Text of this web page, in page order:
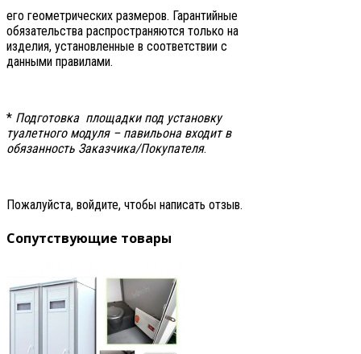
его геометрических размеров. Гарантийные
обязательства распространяются только на
изделия, установленные в соответствии с
данными правилами.
* Подготовка площадки под установку
туалетного модуля – павильона входит в
обязанность Заказчика/Покупателя.
Пожалуйста, войдите, чтобы написать отзыв.
Сопутствующие товары